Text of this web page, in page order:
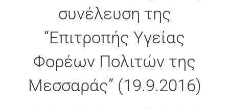
συνέλευση της
“Επιτροπής Υγείας
Φορέων Πολιτών της
Μεσσαράς” (19.9.2016)